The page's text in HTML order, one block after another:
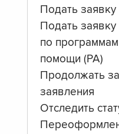
Подать
Подать заявку
по
помощи (PA)
Продолжать
заявления
Отследить